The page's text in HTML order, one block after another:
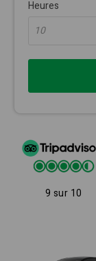
Heures
10
9 sur 10